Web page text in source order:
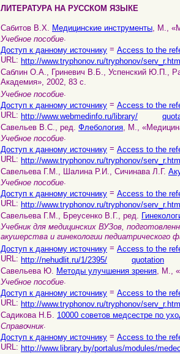
ЛИТЕРАТУРА НА РУССКОМ ЯЗЫКЕ
Сабитов В.Х. Медицинские инструменты, М.,
Учебное пособие.
Доступ к данному источнику = Access to the
URL: http://www.tryphonov.ru/tryphonov/
Саблин О.А., Гриневич В.Б., Успенский Ю.П.,
Академия», 2002, 83 с.
Учебное пособие.
Доступ к данному источнику = Access to the
URL: http://www.webmedinfo.ru/library/
Савельев В.С., ред. Флебология, М.,
Учебное пособие.
Доступ к данному источнику = Access to the
URL: http://www.tryphonov.ru/tryphonov/
Савельева Г.М., Шалина Р.И., Сичинава Л.Г.
Учебное пособие.
Доступ к данному источнику = Access to the
URL: http://www.tryphonov.ru/tryphonov/
Савельева Г.М., Бреусенко В.Г., ред.
Учебник для медицинских ВУЗов,
акушерства и гинекологии
Доступ к данному источнику = Access to the
URL: http://nehudlit.ru/1/2395/
quotation
Савельева Ю. Методы улучшения зрения, М.,
Учебное пособие.
Доступ к данному источнику = Access to the
URL: http://www.tryphonov.ru/tryphonov/
Садикова Н.Б. 10000 советов медсестре по
Справочник.
Доступ к данному источнику = Access to the
URL: http://www.library.by/portalus/modules/